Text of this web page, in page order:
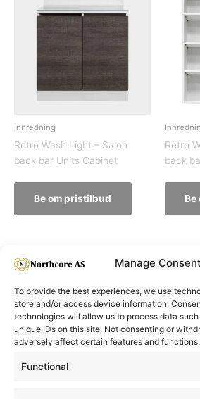
Manage Consent
To provide the best experiences, we use
store and/or access device information.
technologies will allow us to process data
unique IDs on this site. Not consenting or
adversely affect certain features and functions.
Functional
Innredning
Retro Wash Light – Salon
back bar Units Cabinet
Be om pristilbud
Retro
back
Informasjon